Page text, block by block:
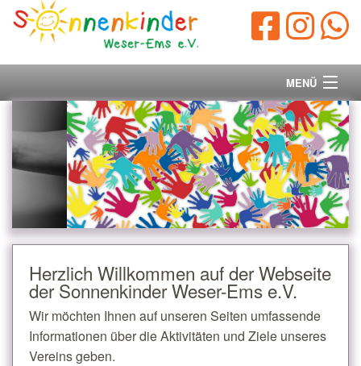
MENÜ
Startseite
Vorstand
Unsere Ziele
Ihre Spende
Aktuelles/Presse
Kontakt
Herzlich Willkommen auf der Webseite
der Sonnenkinder Weser-Ems e.V.
Wir möchten Ihnen auf unseren Seiten umfassende
Informationen über die Aktivitäten und Ziele unseres
Vereins geben.